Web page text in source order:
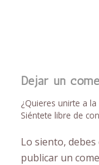
Dejar un
¿Quieres unirte a
Siéntete libre de
Lo siento,
publicar un